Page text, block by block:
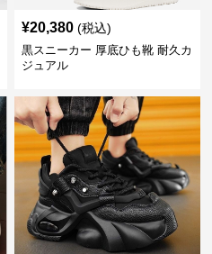
¥20,380 (税込)
黒スニーカー 厚底ひも靴 耐久カ
ジュアル